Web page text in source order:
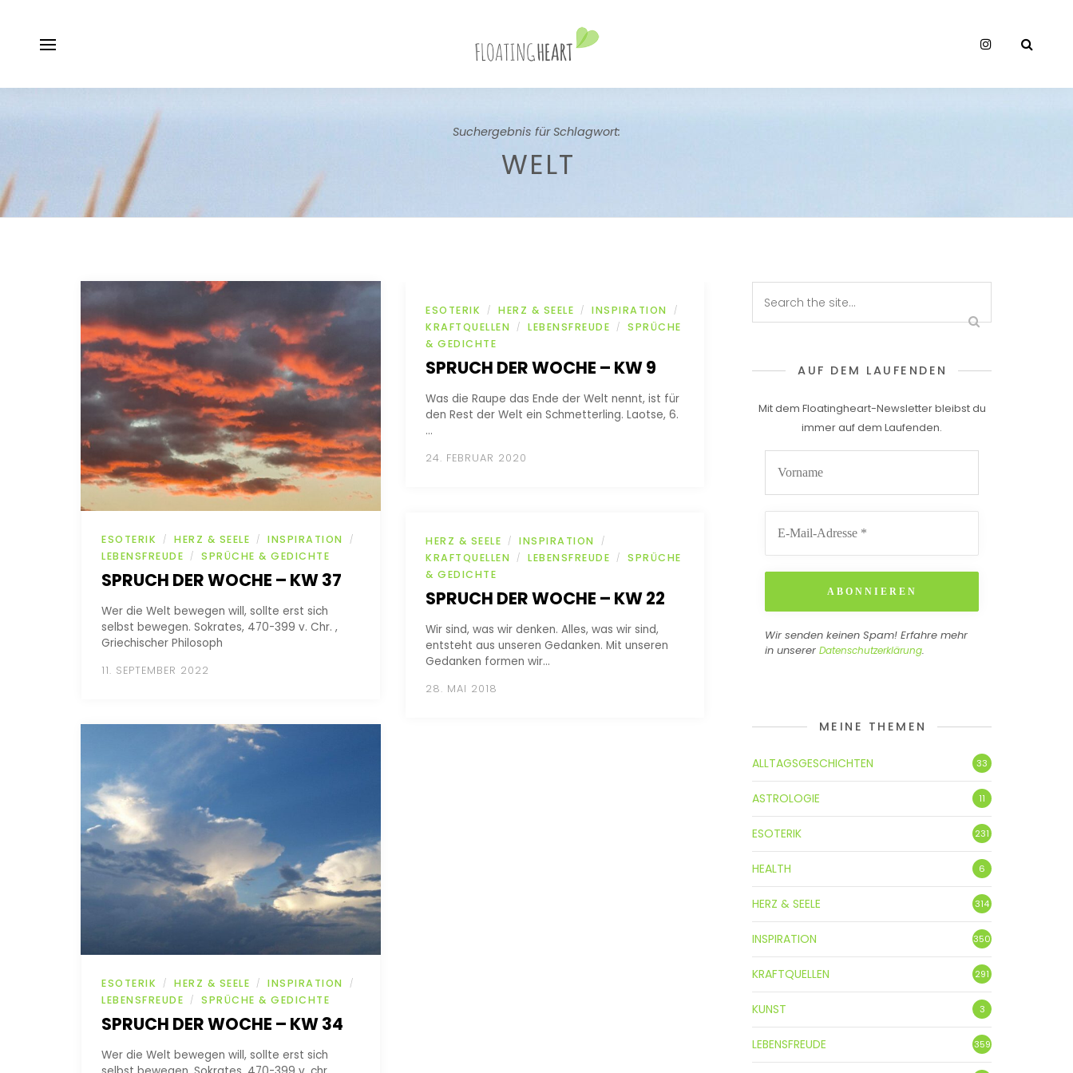
Suchergebnis für Schlagwort:
WELT
ESOTERIK / HERZ & SEELE / INSPIRATION /
LEBENSFREUDE / SPRÜCHE & GEDICHTE
SPRUCH DER WOCHE – KW 37
Wer die Welt bewegen will, sollte erst sich
selbst bewegen. Sokrates, 470-399 v. Chr. ,
Griechischer Philosoph
11. SEPTEMBER 2022
ESOTERIK / HERZ & SEELE / INSPIRATION /
LEBENSFREUDE / SPRÜCHE & GEDICHTE
SPRUCH DER WOCHE – KW 34
Wer die Welt bewegen will, sollte erst sich
ESOTERIK / HERZ & SEELE / INSPIRATION /
KRAFTQUELLEN / LEBENSFREUDE /
SPRÜCHE
& GEDICHTE
SPRUCH DER WOCHE – KW 9
Was die Raupe das Ende der Welt nennt, ist für
den Rest der Welt ein Schmetterling. Laotse, 6.
…
24. FEBRUAR 2020
HERZ & SEELE / INSPIRATION /
KRAFTQUELLEN / LEBENSFREUDE /
SPRÜCHE
& GEDICHTE
SPRUCH DER WOCHE – KW 22
Wir sind, was wir denken. Alles, was wir sind,
entsteht aus unseren Gedanken. Mit unseren
Gedanken formen wir…
28. MAI 2018
AUF DEM LAUFENDEN
Mit dem Floatingheart-Newsletter bleibst du
immer auf dem Laufenden.
Wir senden keinen Spam! Erfahre mehr
in unserer Datenschutzerklärung.
MEINE THEMEN
ALLTAGSGESCHICHTEN 33
ASTROLOGIE 11
ESOTERIK 231
HEALTH 6
HERZ & SEELE 314
INSPIRATION 350
KRAFTQUELLEN 291
KUNST 3
LEBENSFREUDE 359